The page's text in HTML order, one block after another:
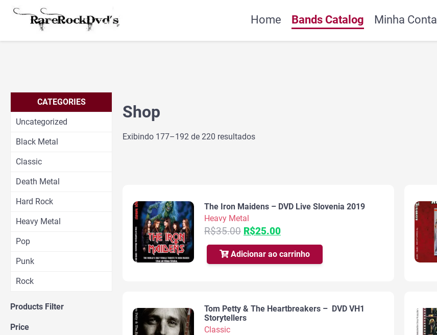
Home Bands Catalog Minha Conta
CATEGORIES
Uncategorized
Black Metal
Classic
Death Metal
Hard Rock
Heavy Metal
Pop
Punk
Rock
Products Filter
Price
Shop
Exibindo 177–192 de 220 resultados
The Iron Maidens – DVD Live Slovenia 2019
Heavy Metal
R$35.00 O
preço
original
era:
R$25.00O
preço
atual
é:
Adicionar ao carrinho
Tom Petty & The Heartbreakers – DVD VH1
Storytellers
Classic